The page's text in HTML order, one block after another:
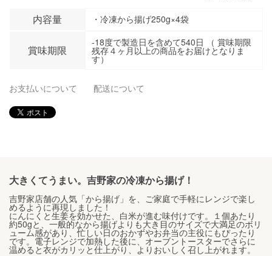
内容量 ・冷凍から揚げ250g×4袋
賞味期限
-18度で製造日を含めて540日 （ 賞味期限
残存４ヶ月以上の商品をお届けとなりま
す）
お支払いについて 配送について
大きくてうまい。吉野家の冷凍から揚げ！
吉野家店舗の人気「から揚げ」を、ご家庭で手軽にレンジで楽し
めるように再現しました！
にんにくと生姜を効かせた、白米が進む味付けです。１個あたり
約50gと、一般的なから揚げよりも大き目のサイズで大満足のボリ
ューム感があり、忙しい日のおかずやお弁当の主役にもぴったり
です。電子レンジで加熱した後に、オーブントースターでさらに
温めると衣がカリッと仕上がり、よりおいしく召し上がれます。